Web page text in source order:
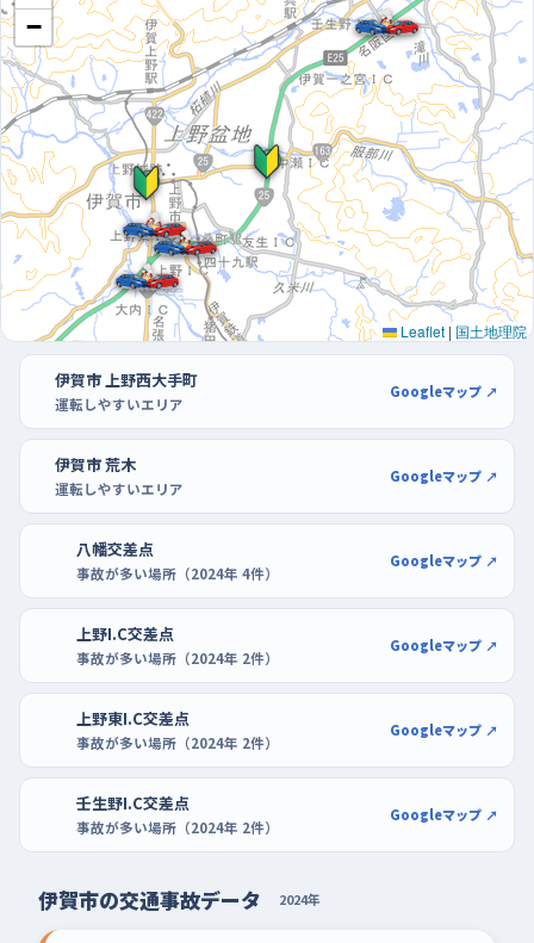
朝の通勤の波を避け、買い物客の少ない時間に駐車場
で止める練習を
朝の出勤と通学が重なる時間帯は、街全体で車も人も一番動い
ていて、判断することが増える。だから練習は、その波が引いた午
前の遅い時間や、昼下がりを選ぶといい。曜日でいえば週の後半
や週末より、比較的落ち着いている火曜や日曜のほうが気楽に走
れる。駐車の練習には、アピタ伊賀上野店やイオンタウン伊賀上
野の駐車場が使いやすい。区画がそろっていて通路も広いので、
開店直後など車がまばらな時間に行けば、隣の車に気を遣わず
に何度でも入れ直せる。ホームセンターコーナン伊賀上野店のよ
うに敷地に余裕のある店も、同じ理由で練習しやすい。
−
Leaflet | 国土地理院
伊賀市 上野西大手町
運転しやすいエリア
Googleマップ ↗
伊賀市 荒木
運転しやすいエリア
Googleマップ ↗
八幡交差点
事故が多い場所（2024年 4件）
Googleマップ ↗
上野I.C交差点
事故が多い場所（2024年 2件）
Googleマップ ↗
上野東I.C交差点
事故が多い場所（2024年 2件）
Googleマップ ↗
壬生野I.C交差点
事故が多い場所（2024年 2件）
Googleマップ ↗
伊賀市の交通事故データ 2024年